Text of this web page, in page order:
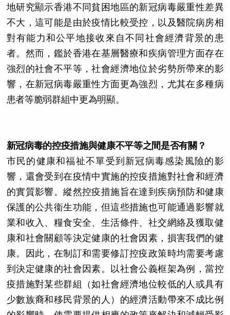
地研究顯示香港不同貧困地區的新冠病毒嚴重性差異
不大，這可能是由於疫情比較受控，以及醫院病房相
對有能力和公平地接收來自不同社會經濟背景的患
者。然而，鑑於香港在基層醫療和疾病管理方面存在
強烈的社會不平等，社會經濟地位於劣勢所帶來的影
響，在新冠病毒嚴重性方面更為強烈，尤其在多種病
患者等脆弱群組中更為明顯。
新冠病毒的控疫措施與健康不平等之間是否有關？
市民的健康和福祉不單受到新冠病毒感染風險的影
響，還會受到在疫情中實施的控疫措施對社會和經濟
的實質影響。縱然控疫措施旨在達到疾病預防和健康
保護的公共衞生功能，但這些措施也可能通過影響就
業和收入、糧食安全、生活條件、社交網絡及獲取健
康和社會關顧等決定健康的社會因素，損害我們的健
康。因此，在制訂和需要修訂控疫政策時均需要考慮
到決定健康的社會因素。以社會公義框架為例，當控
疫措施對某些群組（如社會經濟地位較低的人或具有
少數族裔和移民背景的人）的經濟活動帶來不成比例